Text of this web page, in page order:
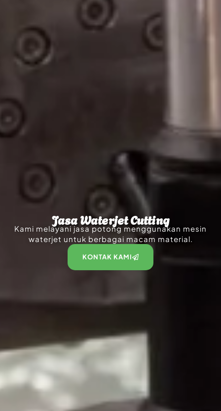
Jasa Waterjet Cutting
Kami melayani jasa potong menggunakan mesin
waterjet untuk berbagai macam material.
KONTAK KAMI